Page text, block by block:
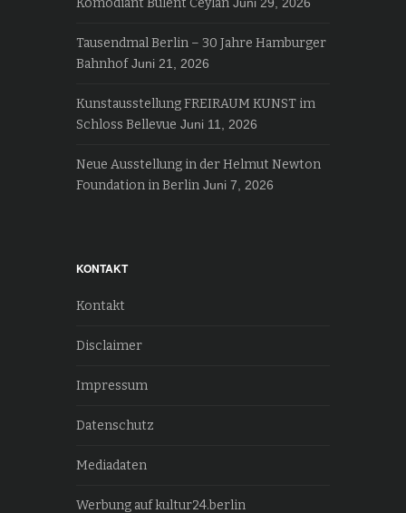
Komödiant Bülent Ceylan Juni 29, 2026
Tausendmal Berlin – 30 Jahre Hamburger
Bahnhof Juni 21, 2026
Kunstausstellung FREIRAUM KUNST im
Schloss Bellevue Juni 11, 2026
Neue Ausstellung in der Helmut Newton
Foundation in Berlin Juni 7, 2026
KONTAKT
Kontakt
Disclaimer
Impressum
Datenschutz
Mediadaten
Werbung auf kultur24.berlin